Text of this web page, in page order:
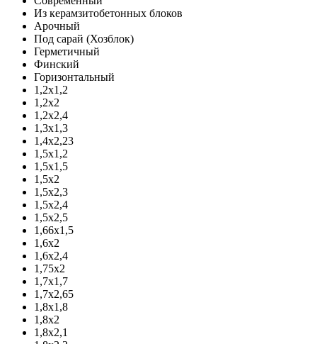
Из керамзитобетонных блоков
Арочный
Под сарай (Хозблок)
Герметичный
Финский
Горизонтальный
1,2х1,2
1,2х2
1,2х2,4
1,3х1,3
1,4х2,23
1,5х1,2
1,5х1,5
1,5х2
1,5х2,3
1,5х2,4
1,5х2,5
1,66х1,5
1,6х2
1,6х2,4
1,75х2
1,7х1,7
1,7х2,65
1,8х1,8
1,8х2
1,8х2,1